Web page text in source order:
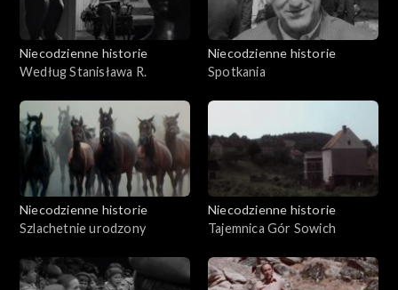
Niecodzienne historie
Według Stanisława R.
Niecodzienne historie
Spotkania
Niecodzienne historie
Szlachetnie urodzony
Niecodzienne historie
Tajemnica Gór Sowich